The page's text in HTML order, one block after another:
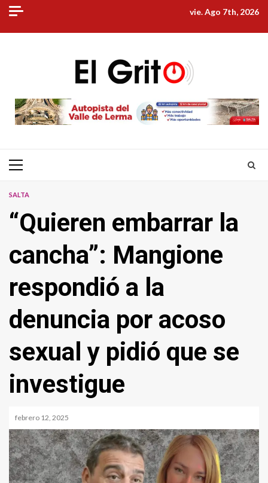
Skip
content
vie. Ago 7th, 2026
Primary
SALTA
“Quieren embarrar la
cancha”: Mangione
respondió a la
denuncia por acoso
sexual y pidió que se
investigue
febrero 12, 2025